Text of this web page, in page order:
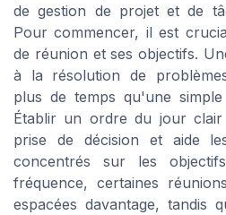
de gestion de projet et de
Pour commencer, il est
de réunion et ses objectifs.
à la résolution de
plus de temps qu'une
Établir un ordre du jour
prise de décision et aide
concentrés sur les
fréquence, certaines
espacées davantage, tandis